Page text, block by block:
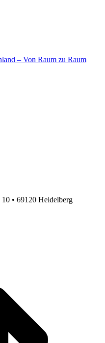
– Von Raum zu Raum
• 69120 Heidelberg